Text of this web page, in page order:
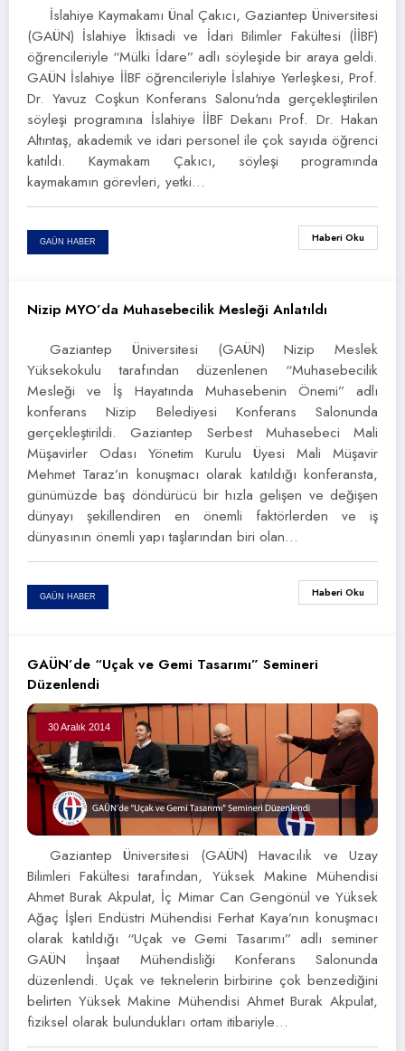
İslahiye Kaymakamı Ünal Çakıcı, Gaziantep Üniversitesi
(GAÜN) İslahiye İktisadi ve İdari Bilimler Fakültesi (İİBF)
öğrencileriyle “Mülki İdare” adlı söyleşide bir araya geldi.
GAÜN İslahiye İİBF öğrencileriyle İslahiye Yerleşkesi, Prof.
Dr. Yavuz Coşkun Konferans Salonu'nda gerçekleştirilen
söyleşi programına İslahiye İİBF Dekanı Prof. Dr. Hakan
Altıntaş, akademik ve idari personel ile çok sayıda öğrenci
katıldı. Kaymakam Çakıcı, söyleşi programında
kaymakamın görevleri, yetki…
GAÜN HABER Haberi Oku
Nizip MYO’da Muhasebecilik Mesleği Anlatıldı
30 Aralık 2014
Gaziantep Üniversitesi (GAÜN) Nizip Meslek
Yüksekokulu tarafından düzenlenen “Muhasebecilik
Mesleği ve İş Hayatında Muhasebenin Önemi” adlı
konferans Nizip Belediyesi Konferans Salonunda
gerçekleştirildi. Gaziantep Serbest Muhasebeci Mali
Müşavirler Odası Yönetim Kurulu Üyesi Mali Müşavir
Mehmet Taraz’ın konuşmacı olarak katıldığı konferansta,
günümüzde baş döndürücü bir hızla gelişen ve değişen
dünyayı şekillendiren en önemli faktörlerden ve iş
dünyasının önemli yapı taşlarından biri olan…
GAÜN HABER Haberi Oku
GAÜN’de “Uçak ve Gemi Tasarımı” Semineri
Düzenlendi
30 Aralık 2014
Gaziantep Üniversitesi (GAÜN) Havacılık ve Uzay
Bilimleri Fakültesi tarafından, Yüksek Makine Mühendisi
Ahmet Burak Akpulat, İç Mimar Can Gengönül ve Yüksek
Ağaç İşleri Endüstri Mühendisi Ferhat Kaya’nın konuşmacı
olarak katıldığı “Uçak ve Gemi Tasarımı” adlı seminer
GAÜN İnşaat Mühendisliği Konferans Salonunda
düzenlendi. Uçak ve teknelerin birbirine çok benzediğini
belirten Yüksek Makine Mühendisi Ahmet Burak Akpulat,
fiziksel olarak bulundukları ortam itibariyle…